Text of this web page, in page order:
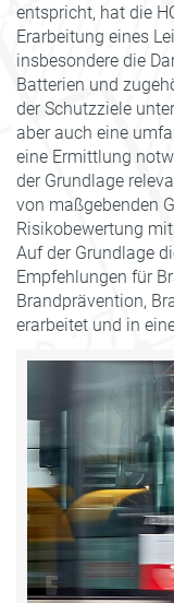
entspricht, hat die
Erarbeitung eines
insbesondere die
Batterien und
der Schutzziele
aber auch eine
eine Ermittlung
der Grundlage
von maßgebenden
Risikobewertung
Auf der Grundlage
Empfehlungen für
Brandprävention,
erarbeitet und in